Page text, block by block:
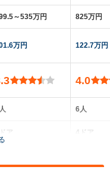
～535万円
万円
ア
全高
825万円
122.7万円
4.0
6人
4ドア
全